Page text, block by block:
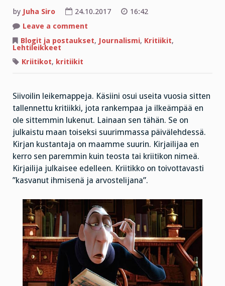
by Juha Siro 24.10.2017
16:42
Leave a comment
teurastus:
”mielenkiinnottomia
Blogit ja postaukset, Journalismi, Kritiikit,
Lehtileikkeet
Kriitikot, kritiikit
Siivoilin leikemappeja. Käsiini osui useita vuosia sitten
tallennettu kritiikki, jota rankempaa ja ilkeämpää en
ole sittemmin lukenut. Lainaan sen tähän. Se on
julkaistu maan toiseksi suurimmassa päivälehdessä.
Kirjan kustantaja on maamme suurin. Kirjailijaa en
kerro sen paremmin kuin teosta tai kriitikon nimeä.
Kirjailija julkaisee edelleen. Kriitikko on toivottavasti
”kasvanut ihmisenä ja arvostelijana”.